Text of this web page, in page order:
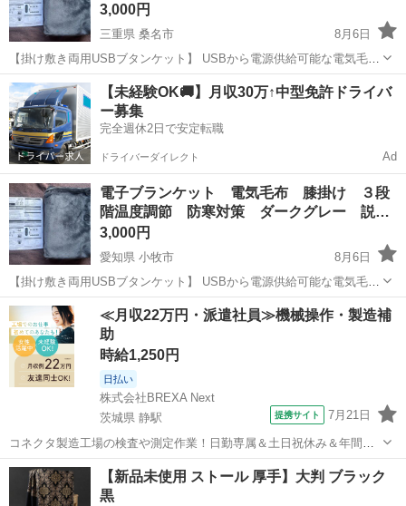
3,000円
三重県 桑名市
8月6日
【掛け敷き両用USBブタンケット】 USBから電源供給可能な電気毛
布。100×74cmの大きめながらも扱いやすいサイズで、ひざ掛けとして
はもちろん、肩に羽織ったり、冷えやすい足元に覆ったり、腰を暖め
たりする敷き毛布としても...
三重 桑名市 季節、空調家電
【未経験OK🚚】月収30万↑中型免許ドライバ
ー募集
完全週休2日で安定転職
ドライバーダイレクト Ad
電子ブランケット 電気毛布 膝掛け ３段
階温度調節 防寒対策 ダークグレー 説…
3,000円
愛知県 小牧市
8月6日
【掛け敷き両用USBブタンケット】 USBから電源供給可能な電気毛
布。100×74cmの大きめながらも扱いやすいサイズで、ひざ掛けとして
はもちろん、肩に羽織ったり、冷えやすい足元に覆ったり、腰を暖め
たりする敷き毛布としても...
愛知 小牧市 季節、空調家電
≪月収22万円・派遣社員≫機械操作・製造補
助
時給1,250円
日払い
株式会社BREXA Next
茨城県 静駅
提携サイト 7月21日
コネクタ製造工場の検査や測定作業！日勤専属＆土日祝休み＆年間休
日128日★クリーンルーム内作業★マイカー通勤OK＆無料駐車場あり
★就業先食堂利用可！日払い制度あり！《茨城県常陸大宮市》 人気の
工場のお仕事 ◇コネクタ製造工...
茨城 常陸大宮市 静駅 その他
【新品未使用 ストール 厚手】大判 ブラック
黒